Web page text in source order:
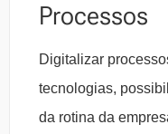
Processos
Digitalizar
tecnologias,
da rotina da